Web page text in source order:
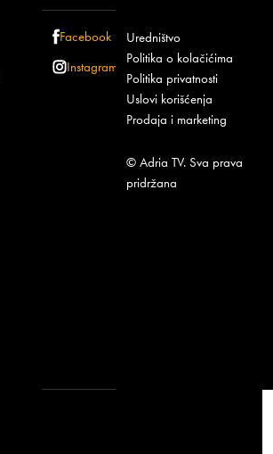
Facebook
Instagram
Uredništvo
Politika o kolačićima
Politika privatnosti
Uslovi korišćenja
Prodaja i marketing
© Adria TV. Sva prava
pridržana